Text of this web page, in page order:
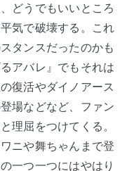
どうでもいいところ
気で破壊する。これ
タンスだったのかも
アバレ』でもそれは
復活やダイノアース
場などなど、ファン
理屈をつけてくる。
ニや舞ちゃんまで登
一つ一つにはやはり